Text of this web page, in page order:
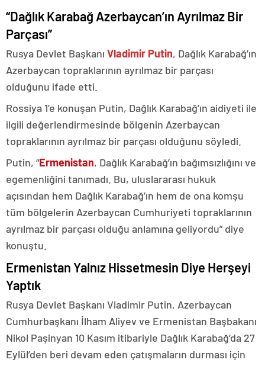
“Dağlık Karabağ Azerbaycan’ın Ayrılmaz Bir
Parçası”
Rusya Devlet Başkanı Vladimir Putin, Dağlık Karabağ’ın
Azerbaycan topraklarının ayrılmaz bir parçası
olduğunu ifade etti.
Rossiya 1’e konuşan Putin, Dağlık Karabağ’ın aidiyeti ile
ilgili değerlendirmesinde bölgenin Azerbaycan
topraklarının ayrılmaz bir parçası olduğunu söyledi.
Putin, “Ermenistan, Dağlık Karabağ’ın bağımsızlığını ve
egemenliğini tanımadı. Bu, uluslararası hukuk
açısından hem Dağlık Karabağ’ın hem de ona komşu
tüm bölgelerin Azerbaycan Cumhuriyeti topraklarının
ayrılmaz bir parçası olduğu anlamına geliyordu” diye
konuştu.
Ermenistan Yalnız Hissetmesin Diye Herşeyi
Yaptık
Rusya Devlet Başkanı Vladimir Putin, Azerbaycan
Cumhurbaşkanı İlham Aliyev ve Ermenistan Başbakanı
Nikol Paşinyan 10 Kasım itibariyle Dağlık Karabağ’da 27
Eylül’den beri devam eden çatışmaların durması için